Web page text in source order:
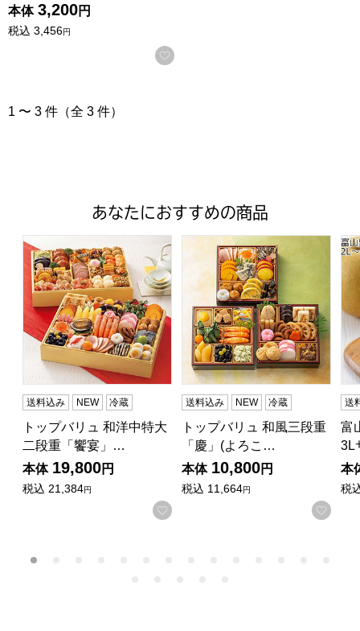
本体 3,200円
税込 3,456円
お気に入りに登録する
1 〜 3 件（全 3 件）
あなたにおすすめの商品
トップバリュ 和洋中特大二段重「饗宴」(きょうえん)【4
送料込み NEW 冷蔵
トップバリュ 和洋中特大
二段重「饗宴」…
本体 19,800円
税込 21,384円
お気に入りに登録する
トップバリュ 和風三段重「
送料込み NEW 冷蔵
トップバリュ 和風三段重
「慶」(よろこ…
本体 10,800円
税込 11,664円
お気
富
送
富
3L
本
税